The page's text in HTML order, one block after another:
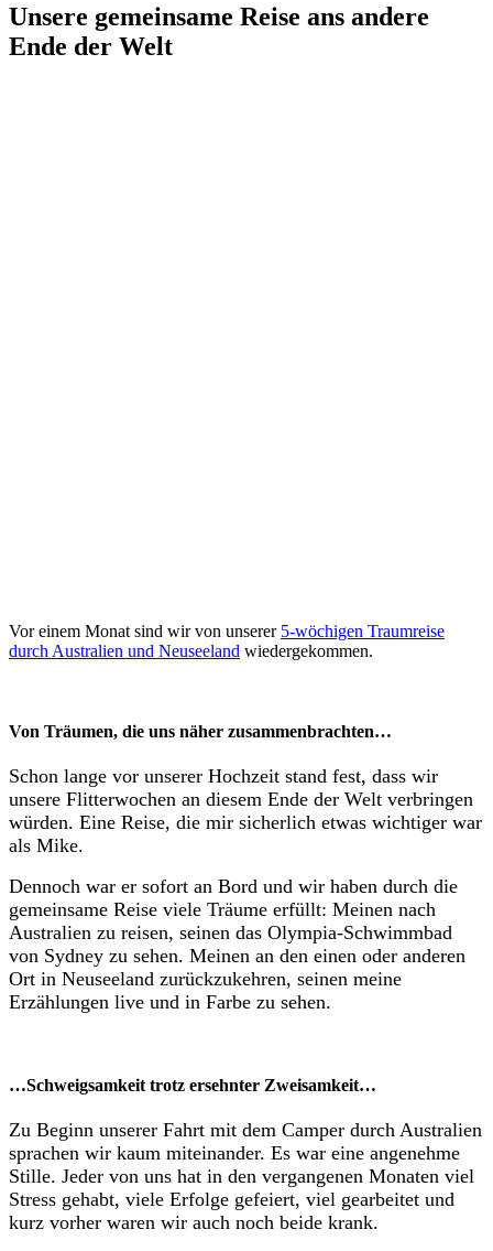
Unsere gemeinsame Reise ans andere
Ende der Welt
Vor einem Monat sind wir von unserer 5-wöchigen Traumreise
durch Australien und Neuseeland wiedergekommen.
Von Träumen, die uns näher zusammenbrachten…
Schon lange vor unserer Hochzeit stand fest, dass wir
unsere Flitterwochen an diesem Ende der Welt verbringen
würden. Eine Reise, die mir sicherlich etwas wichtiger war
als Mike.
Dennoch war er sofort an Bord und wir haben durch die
gemeinsame Reise viele Träume erfüllt: Meinen nach
Australien zu reisen, seinen das Olympia-Schwimmbad
von Sydney zu sehen. Meinen an den einen oder anderen
Ort in Neuseeland zurückzukehren, seinen meine
Erzählungen live und in Farbe zu sehen.
…Schweigsamkeit trotz ersehnter Zweisamkeit…
Zu Beginn unserer Fahrt mit dem Camper durch Australien
sprachen wir kaum miteinander. Es war eine angenehme
Stille. Jeder von uns hat in den vergangenen Monaten viel
Stress gehabt, viele Erfolge gefeiert, viel gearbeitet und
kurz vorher waren wir auch noch beide krank.